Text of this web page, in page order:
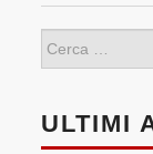
ULTIMI